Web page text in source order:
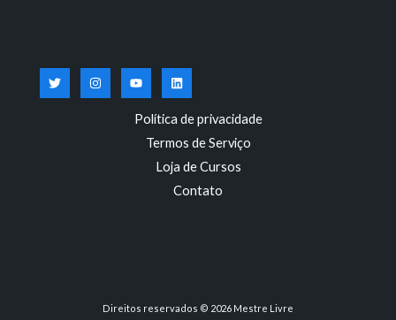
Política de privacidade
Termos de Serviço
Loja de Cursos
Contato
Direitos reservados © 2026 Mestre Livre